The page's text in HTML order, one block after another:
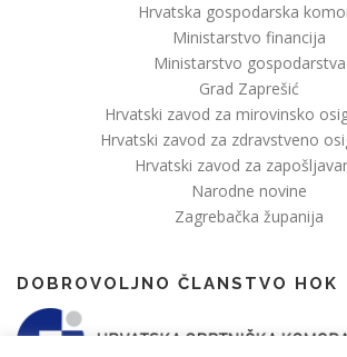
Hrvatska gospodarska
Ministarstvo financija
Ministarstvo gospodarstva
Grad Zaprešić
Hrvatski zavod za mirovinsko
Hrvatski zavod za zdravstveno
Hrvatski zavod za
Narodne novine
Zagrebačka županija
DOBROVOLJNO ČLANSTVO HOK